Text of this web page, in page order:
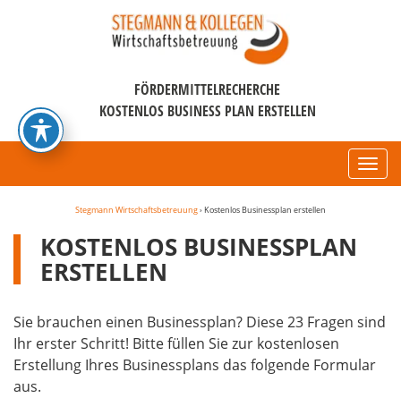
FÖRDERMITTELRECHERCHE
KOSTENLOS BUSINESS PLAN ERSTELLEN
Stegmann Wirtschaftsbetreuung› Kostenlos Businessplan erstellen
KOSTENLOS BUSINESSPLAN
ERSTELLEN
Sie brauchen einen Businessplan? Diese 23 Fragen sind
Ihr erster Schritt! Bitte füllen Sie zur kostenlosen
Erstellung Ihres Businessplans das folgende Formular
aus.